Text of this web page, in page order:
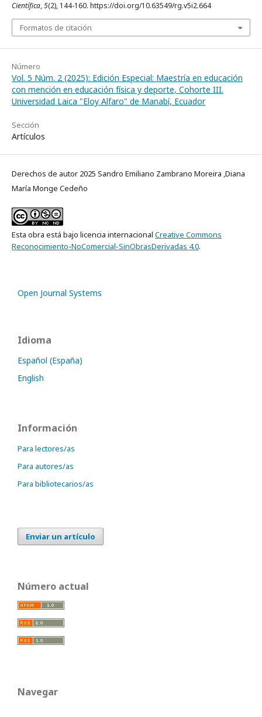
Científica,5(2), 144-160. https://doi.org/10.63549/rg.v5i2.664
Formatos de citación
Número
Vol. 5 Núm. 2 (2025): Edición Especial: Maestría en educación
con mención en educación física y deporte, Cohorte III.
Universidad Laica "Eloy Alfaro" de Manabí, Ecuador
Sección
Artículos
Derechos de autor 2025 Sandro Emiliano Zambrano Moreira ,Diana
María Monge Cedeño
Esta obra está bajo licencia internacional Creative Commons
Reconocimiento-NoComercial-SinObrasDerivadas 4.0.
Open Journal Systems
Idioma
Español (España)
English
Información
Para lectores/as
Para autores/as
Para bibliotecarios/as
Enviar un artículo
Número actual
Navegar